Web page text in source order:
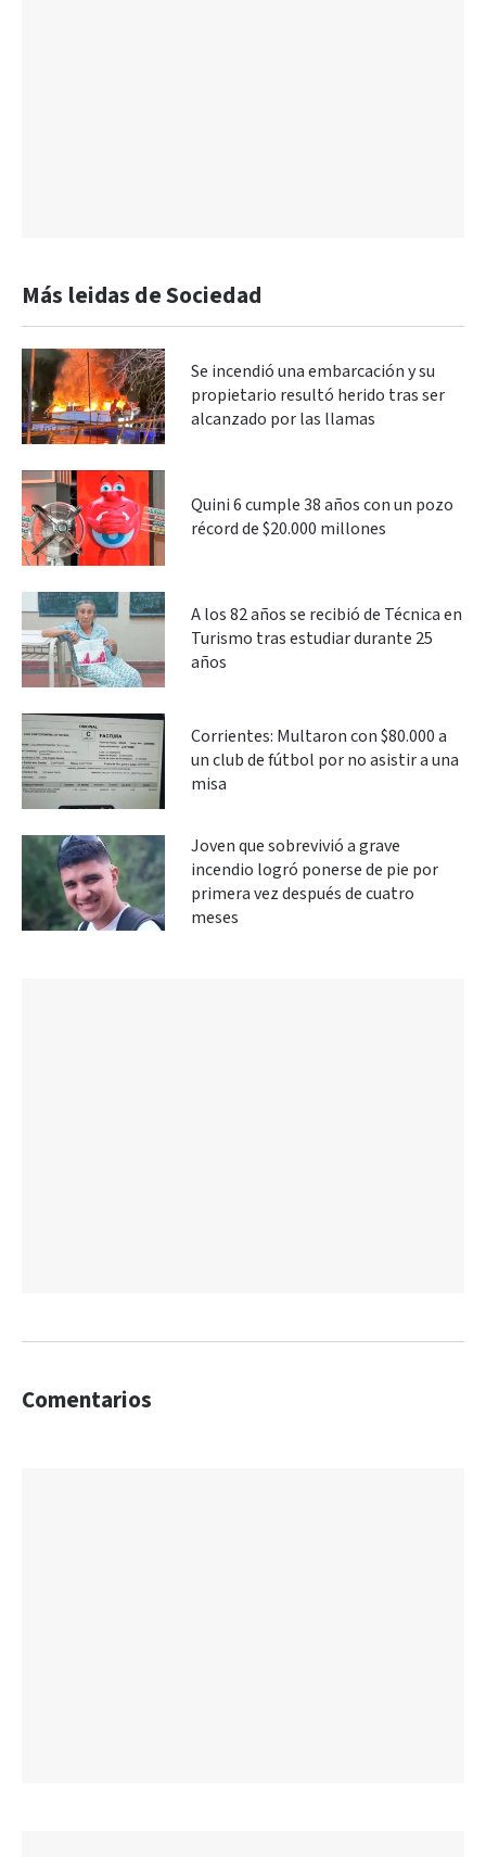
Más leidas de Sociedad
Se incendió una embarcación y su
propietario resultó herido tras ser
alcanzado por las llamas
Quini 6 cumple 38 años con un pozo
récord de $20.000 millones
A los 82 años se recibió de Técnica en
Turismo tras estudiar durante 25
años
Corrientes: Multaron con $80.000 a
un club de fútbol por no asistir a una
misa
Joven que sobrevivió a grave
incendio logró ponerse de pie por
primera vez después de cuatro
meses
Comentarios